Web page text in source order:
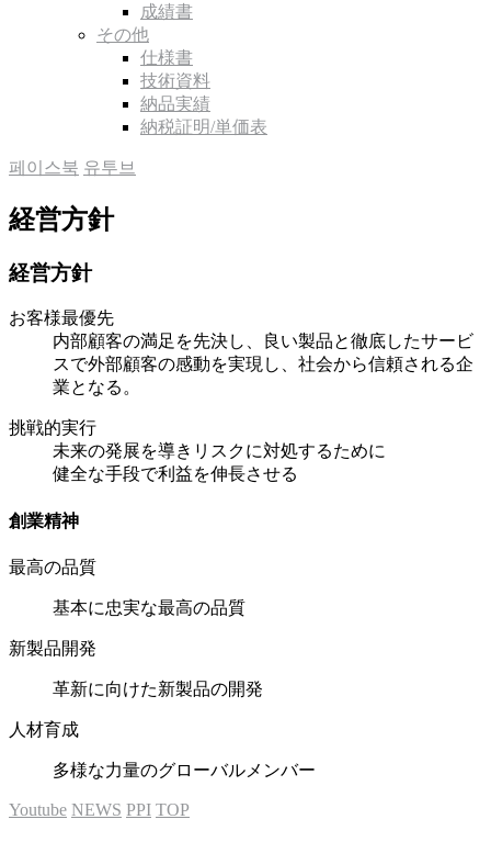
成績書
その他
仕様書
技術資料
納品実績
納税証明/単価表
페이스북 유투브
経営方針
経営方針
お客様最優先
内部顧客の満足を先決し、良い製品と徹底したサービ
スで外部顧客の感動を実現し、社会から信頼される企
業となる。
挑戦的実行
未来の発展を導きリスクに対処するために
健全な手段で利益を伸長させる
創業精神
最高の品質
基本に忠実な最高の品質
新製品開発
革新に向けた新製品の開発
人材育成
多様な力量のグローバルメンバー
Youtube NEWS PPI TOP